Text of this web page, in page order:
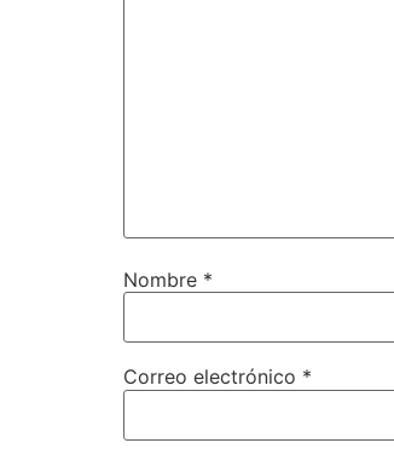
Nombre *
Correo electrónico *